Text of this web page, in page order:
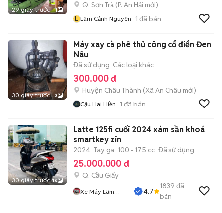
29 giây trước 1
Q. Sơn Trà (P. An Hải mới)
L Lâm Cảnh Nguyên 1 đã bán
30 giây trước 3
Máy xay cà phê thủ công cổ điển Đen
Nâu
Đã sử dụng Các loại khác
300.000 đ
Huyện Châu Thành (Xã An Châu mới)
Cậu Hai Hiền 1 đã bán
30 giây trước 18
Latte 125fi cuối 2024 xám sần khoá
smartkey zin
2024 Tay ga 100 - 175 cc Đã sử dụng
25.000.000 đ
Q. Cầu Giấy
Xe Máy Lâm
4.7
1839 đã
bán